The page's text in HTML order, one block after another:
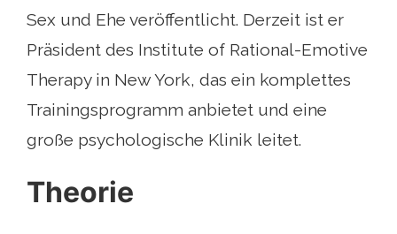
Sex und Ehe veröffentlicht. Derzeit ist er
Präsident des Institute of Rational-Emotive
Therapy in New York, das ein komplettes
Trainingsprogramm anbietet und eine
große psychologische Klinik leitet.
Theorie